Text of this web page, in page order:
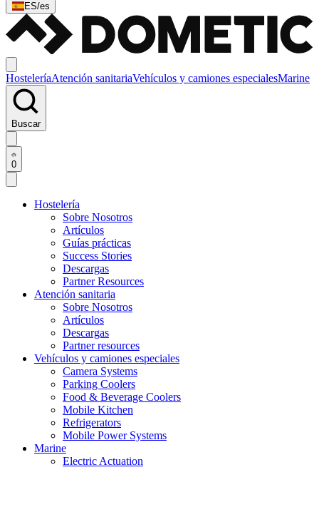
ES/es
HosteleríaAtención sanitariaVehículos y camiones especialesMarine
Buscar
0
Hostelería
Sobre Nosotros
Artículos
Guías prácticas
Success Stories
Descargas
Partner Resources
Atención sanitaria
Sobre Nosotros
Artículos
Descargas
Partner resources
Vehículos y camiones especiales
Camera Systems
Parking Coolers
Food & Beverage Coolers
Mobile Kitchen
Refrigerators
Mobile Power Systems
Marine
Electric Actuation